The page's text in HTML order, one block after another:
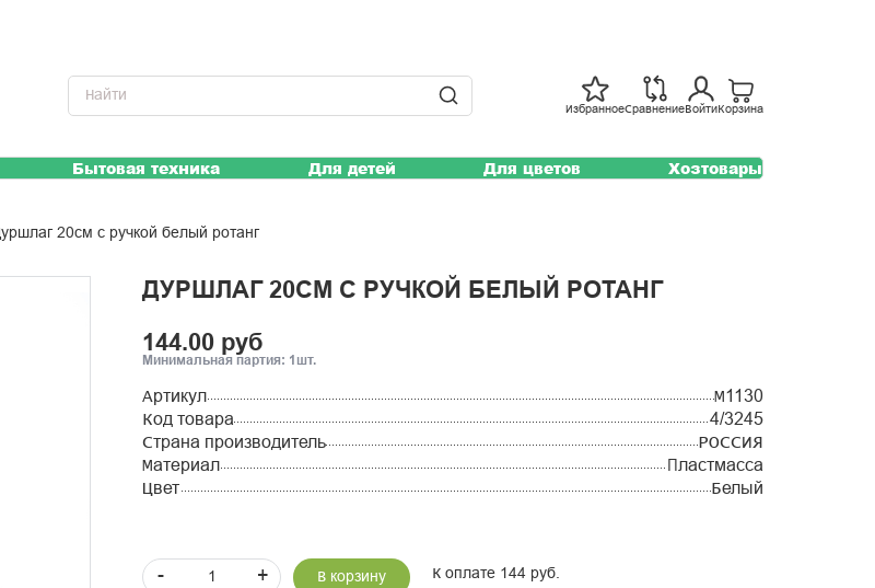
ИзбранноеСравнение Войти Корзина
Бытовая техника Для детей Для цветов Хозтовары
Дуршлаг 20см с ручкой белый ротанг
ДУРШЛАГ 20СМ С РУЧКОЙ БЕЛЫЙ РОТАНГ
144.00 руб
Минимальная партия: 1шт.
Артикул
М1130
Код товара
4/3245
Страна производитель
РОССИЯ
Материал
Пластмасса
Цвет
Белый
- + В корзину К оплате 144 руб.